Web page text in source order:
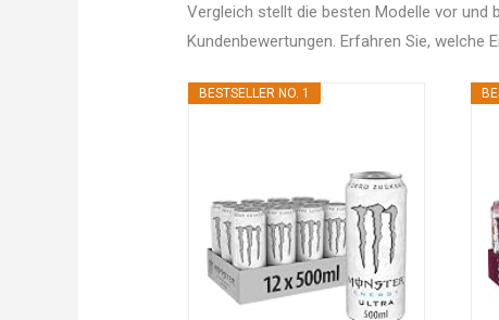
Vergleich stellt die besten Modelle vor und
Kundenbewertungen. Erfahren Sie,
BESTSELLER NO. 1